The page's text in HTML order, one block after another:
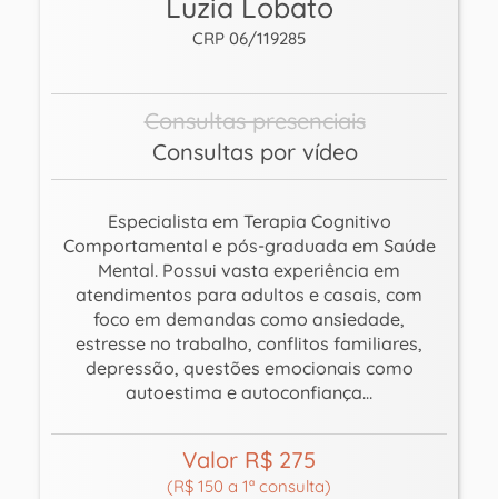
Luzia Lobato
CRP 06/119285
Consultas presenciais
Consultas por vídeo
Especialista em Terapia Cognitivo
Comportamental e pós-graduada em Saúde
Mental. Possui vasta experiência em
atendimentos para adultos e casais, com
foco em demandas como ansiedade,
estresse no trabalho, conflitos familiares,
depressão, questões emocionais como
autoestima e autoconfiança…
Valor R$ 275
(R$ 150 a 1ª consulta)